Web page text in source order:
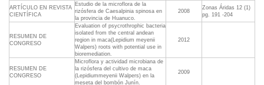
ARTÍCULO EN REVISTA
CIENTÍFICA
Estudio de la microflora de la
rizósfera de Caesalpinia spinosa en
la provincia de Huanuco.
2008
Zonas Áridas 12 (1)
pg. 191 -204
RESUMEN DE
CONGRESO
Evaluation of psycrothrophic bacteria
isolated from the central andean
region in maca(Lepidium meyenii
Walpers) roots with potential use in
bioremediation.
2012
RESUMEN DE
CONGRESO
Microflora y actividad microbiana de
la rizósfera del cultivo de maca
(Lepidiummeyenii Walpers) en la
meseta del bombón Junín.
2009